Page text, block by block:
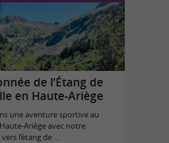
de l’Étang de
en Haute-Ariège
une aventure sportive au
Ariège avec notre
l’étang de ...